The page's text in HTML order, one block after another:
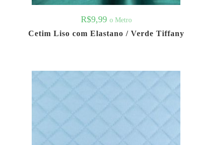
R$9,99 o Metro
Cetim Liso com Elastano / Verde Tiffany